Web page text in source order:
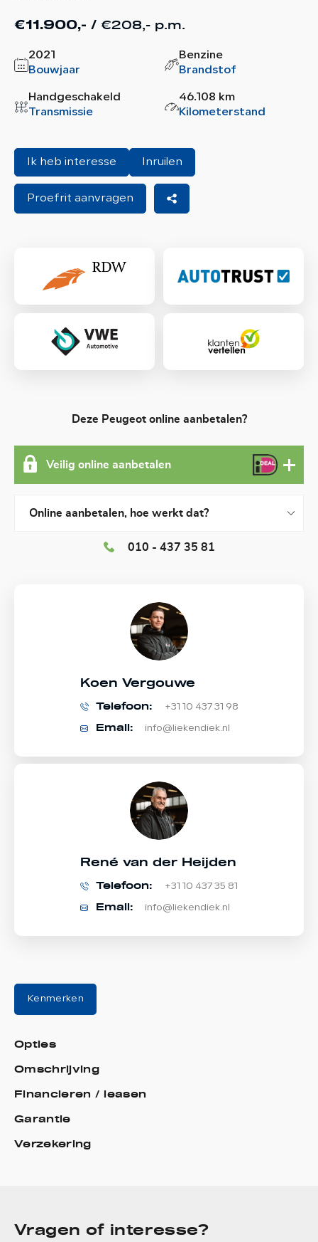
€11.900,- / €208,- p.m.
2021
Bouwjaar
Benzine
Brandstof
Handgeschakeld
Transmissie
46.108 km
Kilometerstand
Ik heb interesse Inruilen
Proefrit aanvragen
Deze Peugeot online aanbetalen?
Veilig online aanbetalen
Online aanbetalen, hoe werkt dat?
010 - 437 35 81
Koen Vergouwe
Telefoon: +31 10 437 31 98
Email: info@liekendiek.nl
René van der Heijden
Telefoon: +31 10 437 35 81
Email: info@liekendiek.nl
Kenmerken
Opties
Omschrijving
Financieren / leasen
Garantie
Verzekering
Vragen of interesse?